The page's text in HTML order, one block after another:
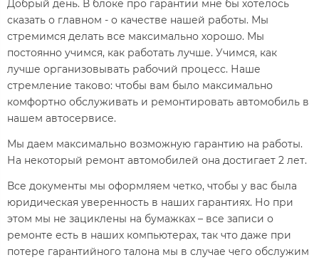
Добрый день. В блоке про гарантии мне бы хотелось
сказать о главном - о качестве нашей работы. Мы
стремимся делать все максимально хорошо. Мы
постоянно учимся, как работать лучше. Учимся, как
лучше организовывать рабочий процесс. Наше
стремление таково: чтобы вам было максимально
комфортно обслуживать и ремонтировать автомобиль в
нашем автосервисе.
Мы даем максимально возможную гарантию на работы.
На некоторый ремонт автомобилей она достигает 2 лет.
Все документы мы оформляем четко, чтобы у вас была
юридическая уверенность в наших гарантиях. Но при
этом мы не зациклены на бумажках – все записи о
ремонте есть в наших компьютерах, так что даже при
потере гарантийного талона мы в случае чего обслужим